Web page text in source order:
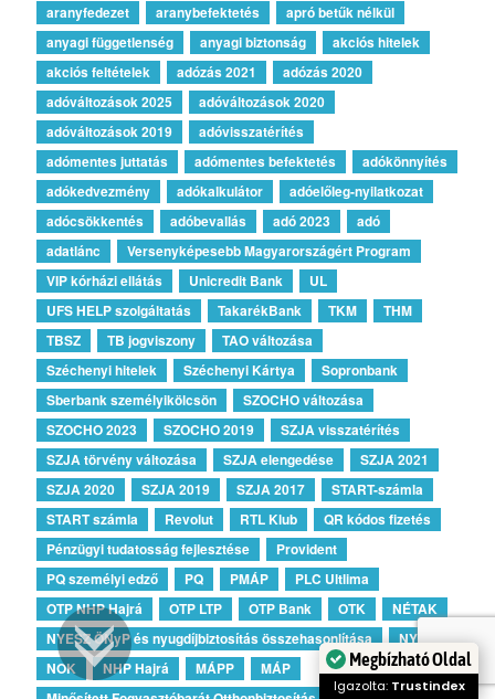
aranyfedezet
aranybefektetés
apró betűk nélkül
anyagi függetlenség
anyagi biztonság
akciós hitelek
akciós feltételek
adózás 2021
adózás 2020
adóváltozások 2025
adóváltozások 2020
adóváltozások 2019
adóvisszatérítés
adómentes juttatás
adómentes befektetés
adókönnyítés
adókedvezmény
adókalkulátor
adóelőleg-nyilatkozat
adócsökkentés
adóbevallás adó 2023
adó
adatlánc
Versenyképesebb Magyarországért Program
VIP kórházi ellátás
Unicredit Bank
UL
UFS HELP szolgáltatás
TakarékBank TKM
THM
TBSZ
TB jogviszony
TAO változása
Széchenyi hitelek
Széchenyi Kártya
Sopronbank
Sberbank személyikölcsön
SZOCHO változása
SZOCHO 2023
SZOCHO 2019
SZJA visszatérítés
SZJA törvény változása
SZJA elengedése
SZJA 2021
SZJA 2020
SZJA 2019 SZJA 2017
START-számla
START számla
Revolut RTL Klub
QR kódos fizetés
Pénzügyi tudatosság fejlesztése
Provident
PQ személyi edző
PQ PMÁP
PLC Ultlima
OTP NHP Hajrá
OTP LTP OTP Bank OTK
NÉTAK
NYESZ ÖNyP és nyugdíjbiztosítás összehasonlítása
NYESZ
NOK
NHP Hajrá MÁPP
MÁP
Megbízható Oldal
Igazolta: Trustindex